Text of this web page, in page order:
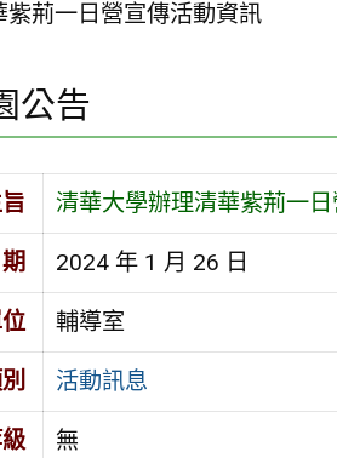
荊一日營宣傳活動資訊
公告
清華大學辦理清華紫荊一
2024 年 1 月 26 日
輔導室
活動訊息
無